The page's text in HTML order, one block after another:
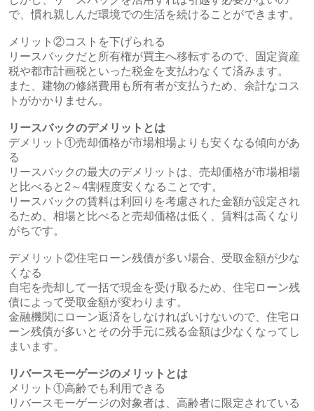
で、慣れ親しんだ環境での生活を続けることができます。
メリット②コストを下げられる
リースバックだと所有権が買主へ移転するので、固定資産
税や都市計画税といった税金を支払わなくて済みます。
また、建物の修繕費用も所有者が支払うため、余計なコス
トがかかりません。
リースバックのデメリットとは
デメリット①売却価格が市場相場よりも安くなる傾向があ
る
リースバックの最大のデメリットは、売却価格が市場相場
と比べると2～4割程度安くなることです。
リースバックの賃料は利回りを考慮された金額が設定され
るため、相場と比べると売却価格は低く、賃料は高くなり
がちです。
デメリット②住宅ローン残債が多い場合、受取金額が少な
くなる
自宅を売却して一括で現金を受け取るため、住宅ローン残
債によって受取金額が変わります。
金融機関にローン返済をしなければいけないので、住宅ロ
ーン残債が多いとその分手元に残る金額は少なくなってし
まいます。
リバースモーゲージのメリットとは
メリット①高齢でも利用できる
リバースモーゲージの対象者は、高齢者に限定されている